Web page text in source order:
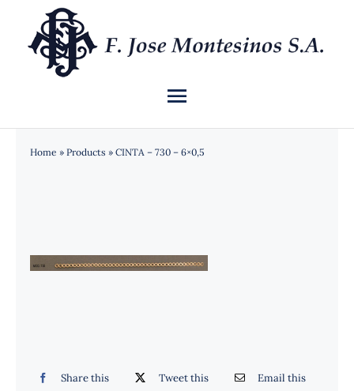
contenido
Toggle
Navigation
INICIO
Home » Products » CINTA – 730 – 6×0,5
Share this Tweet this Email this